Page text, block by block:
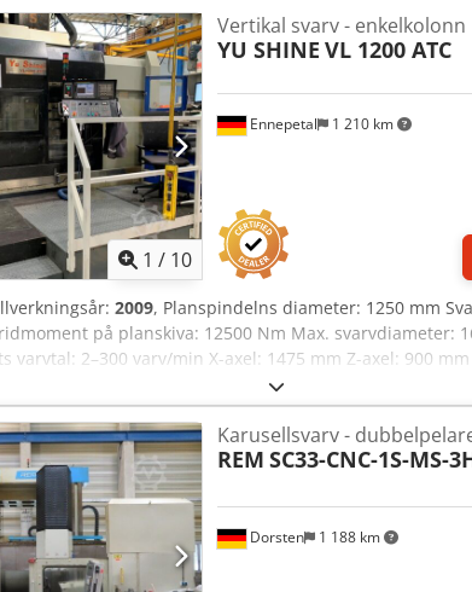
1 / 10
Ennepetal 1 210 km
Vertikal svarv - enkelkolonn
YU SHINE VL 1200 ATC
2009, Planspindelns diameter: 1250 mm
på planskiva: 12500 Nm Max. svarvdiameter:
varvtal: 2–300 varv/min X-axel: 1475 mm Z-axel: 900
min Spindelkon: ISO BT50 Antal verktygsplatser: 12 st.
ca 4,7 x 5,8 x 5,5 m CNC karusellsvarv med
50-fäste. Styrsystem: Fanuc 0i-TD
Dorsten 1 188 km
Karusellsvarv -
REM SC33-CNC-1S-MS-